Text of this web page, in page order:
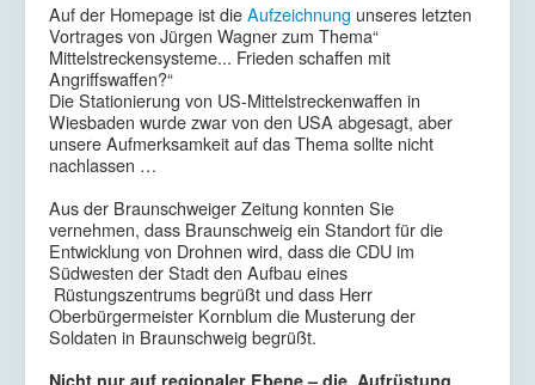
Auf der Homepage ist dieAufzeichnung unseres letzten
Vortrages von Jürgen Wagner zum Thema“
Mittelstreckensysteme... Frieden schaffen mit
Angriffswaffen?“
Die Stationierung von US-Mittelstreckenwaffen in
Wiesbaden wurde zwar von den USA abgesagt, aber
unsere Aufmerksamkeit auf das Thema sollte nicht
nachlassen …
Aus der Braunschweiger Zeitung konnten Sie
vernehmen, dass Braunschweig ein Standort für die
Entwicklung von Drohnen wird, dass die CDU im
Südwesten der Stadt den Aufbau eines
Rüstungszentrums begrüßt und dass Herr
Oberbürgermeister Kornblum die Musterung der
Soldaten in Braunschweig begrüßt.
Nicht nur auf regionaler Ebene – die Aufrüstung